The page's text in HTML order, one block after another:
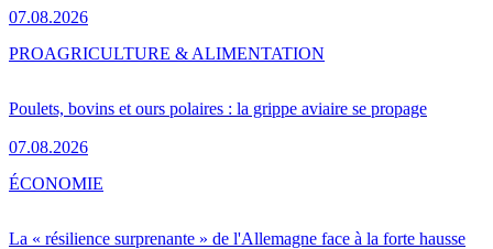
07.08.2026
Poulets, bovins et ours polaires : la grippe aviaire se propage
07.08.2026
PROAGRICULTURE & ALIMENTATION
La « résilience surprenante » de l'Allemagne face à la forte hausse
ÉCONOMIE